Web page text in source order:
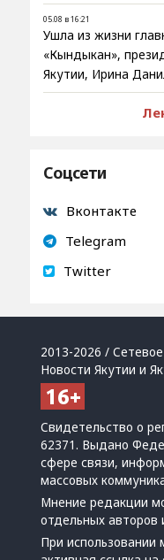
05.08 в 16:21
Ушла из жизни
«Кындыкан»,
Якутии, Ирина
Соцсети
Вконтакте
Telegram
Twitter
2013-2026 /
Новости Якутии и
Свидетельство о
62371. Выдано
сфере связи,
массовых
Мнение редакции
отдельных авторов
При использовании